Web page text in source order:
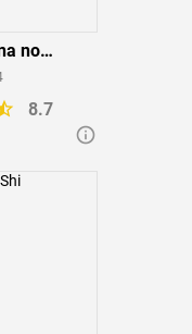
no
no
8.7